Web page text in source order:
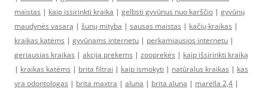
maistas | kaip issirinkti kraika | gelbsti gyvūnus nuo karščio | gyvūnų
maudynės vasarą | šunų mityba | sausas maistas | kačių kraikas |
kraikas katėms | gyvūnams internetu | perkamiausios internetu |
geriausias kraikas | akcija prekems | zooprekės | kaip išsirinkti kraiką
| kraikas katėms | brita filtrai | kaip ismokyti | natūralus kraikas | kas
yra odontologas | brita maxtra | aluna | brita aluna | marella 2,4 |